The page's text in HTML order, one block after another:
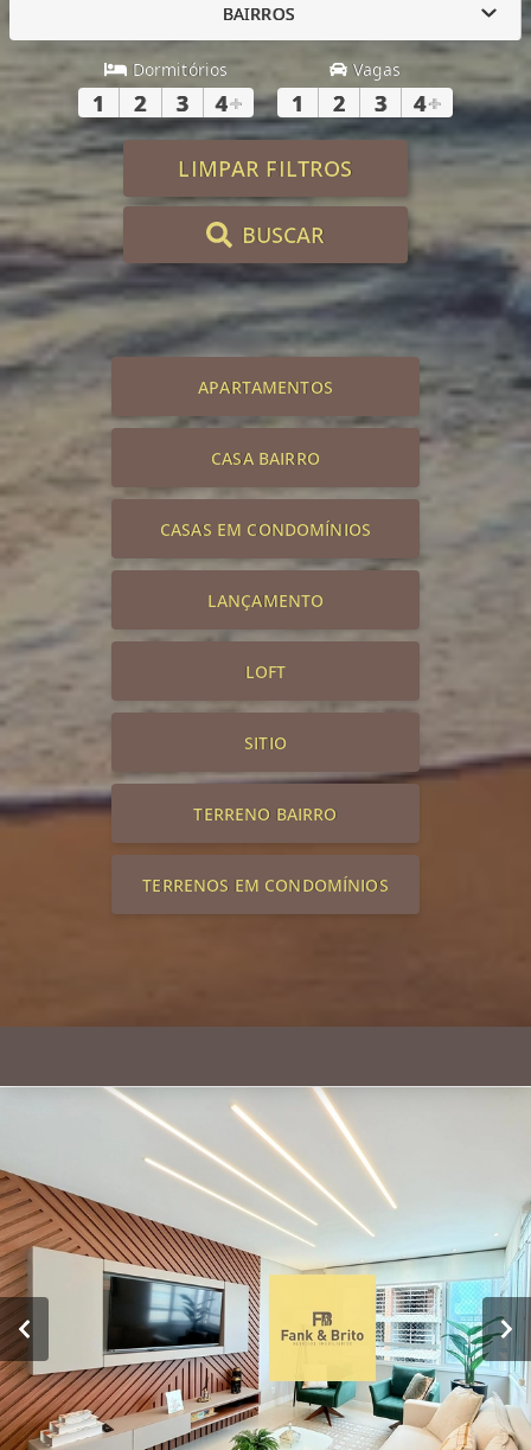
BAIRROS
Dormitórios
1 2 3 4+
Vagas
1 2 3 4+
LIMPAR FILTROS
BUSCAR
APARTAMENTOS
CASA BAIRRO
CASAS EM CONDOMÍNIOS
LANÇAMENTO
LOFT
SITIO
TERRENO BAIRRO
TERRENOS EM CONDOMÍNIOS